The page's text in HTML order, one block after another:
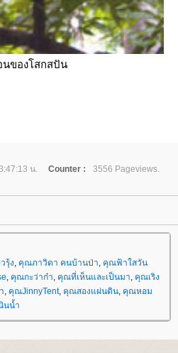
นของโสกสปัน
น. Counter :
3556 Pageviews.
รุ้ง, คุณภาวิดา คนบ้านป่า, คุณฟ้าใสวัน
, คุณกะว่าก๋า, คุณที่เห็นและเป็นมา, คุณเริง
, คุณJinnyTent, คุณสองแผ่นดิน, คุณหอม
นน้ำ